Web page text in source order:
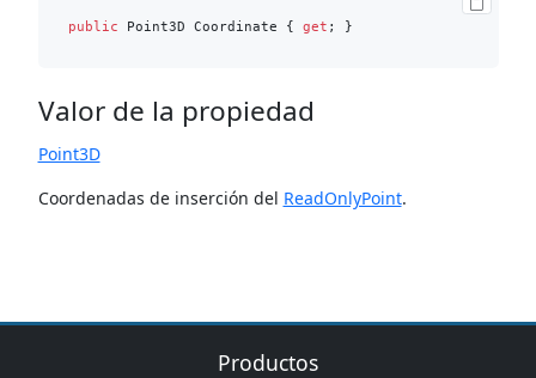
public Point3D Coordinate { get
Valor de la propiedad
Point3D
Coordenadas de inserción del ReadOnlyPoint.
Productos